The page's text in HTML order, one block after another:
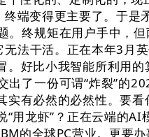
端变得更主要了。于
终规矩在用户手中，
无法干活。正在本年3
好比小我智能所利用
了一份可谓“炸裂”的
有必然的必然性。要
用龙虾”？正在云端的
的全球PC营业。更要